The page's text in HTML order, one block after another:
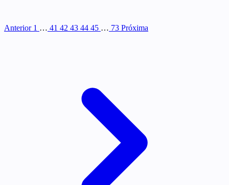
Anterior 1 … 41 42 43 44 45 … 73 Próxima